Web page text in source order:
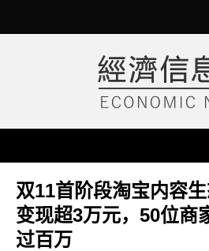
双11首阶段淘宝内容
变现超3万元，50位商
过百万